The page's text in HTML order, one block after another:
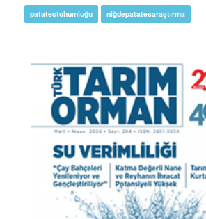
patatestohumluğu niğdepatatesaraştırma